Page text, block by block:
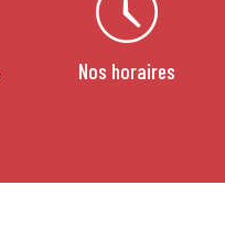
Nos horaires